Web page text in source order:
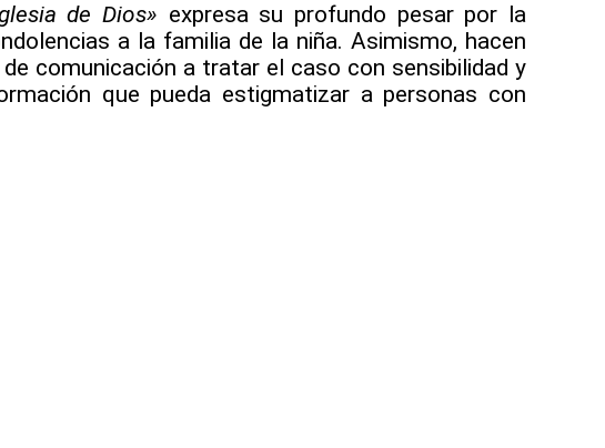
de Dios» expresa su profundo pesar por la
a la familia de la niña. Asimismo, hacen
comunicación a tratar el caso con sensibilidad y
que pueda estigmatizar a personas con